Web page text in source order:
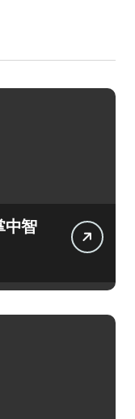
中智